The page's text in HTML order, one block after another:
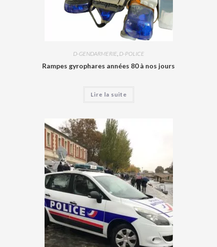
D-GENDARMERIE D-POLICE
Rampes gyrophares années 80 à nos jours
Lire la suite